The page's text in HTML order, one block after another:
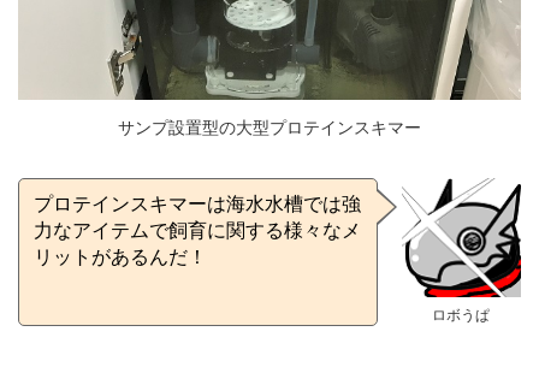
サンプ設置型の大型プロテインスキマー
プロテインスキマーは海水水槽では強
力なアイテムで飼育に関する様々なメ
リットがあるんだ！
ロボうぱ